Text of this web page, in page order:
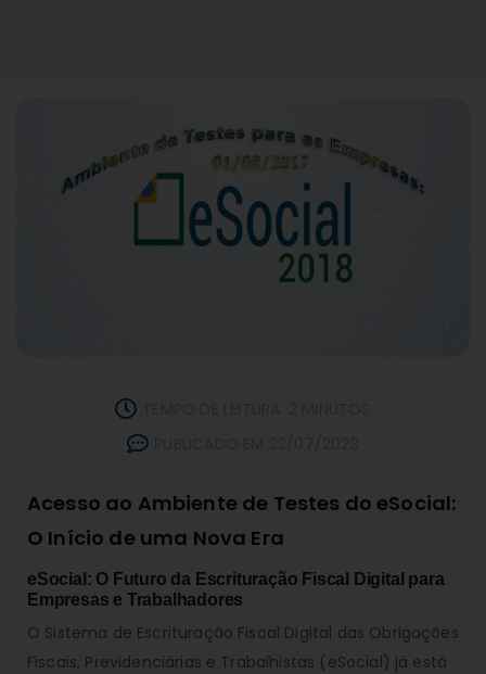
Acesso ao Ambiente de Testes do eSocial:
O Início de uma Nova Era
eSocial: O Futuro da Escrituração Fiscal Digital para
Empresas e Trabalhadores
O Sistema de Escrituração Fiscal Digital das Obrigações
Fiscais, Previdenciárias e Trabalhistas (eSocial) já está